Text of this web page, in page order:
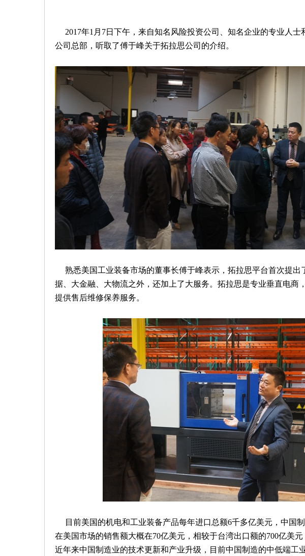
2017年1月7日下午，来自知名风险投资公司、知名企业的专业人士
公司总部，听取了傅于峰关于拓拉思公司的介绍。
熟悉美国工业装备市场的董事长傅于峰表示，拓拉思平台首次提出
据、大金融、大物流之外，还加上了大服务。拓拉思是专业垂直电商
提供售后维修保养服务。
目前美国的机电和工业装备产品每年进口总额6千多亿美元，中国
在美国市场的销售额大概在70亿美元，相较于台湾出口额的700亿美
近年来中国制造业的技术更新和产业升级，目前中国制造的中低端工